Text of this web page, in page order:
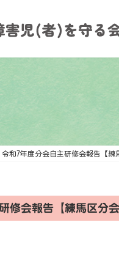
令和7年度分会自主研修会報告【練
修会報告【練馬区分会